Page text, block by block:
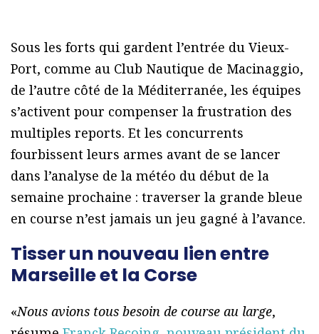
Sous les forts qui gardent l’entrée du Vieux-
Port, comme au Club Nautique de Macinaggio,
de l’autre côté de la Méditerranée, les équipes
s’activent pour compenser la frustration des
multiples reports. Et les concurrents
fourbissent leurs armes avant de se lancer
dans l’analyse de la météo du début de la
semaine prochaine : traverser la grande bleue
en course n’est jamais un jeu gagné à l’avance.
Tisser un nouveau lien entre
Marseille et la Corse
«Nous avions tous besoin de course au large,